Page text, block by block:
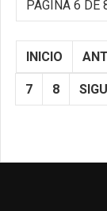
PÁGINA 6 DE
INICIO
7 8